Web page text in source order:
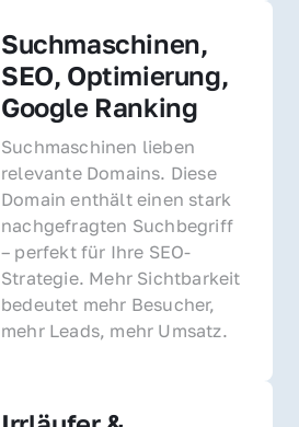
Suchmaschinen,
SEO, Optimierung,
Google Ranking
Suchmaschinen lieben
relevante Domains. Diese
Domain enthält einen stark
nachgefragten Suchbegriff
– perfekt für Ihre SEO-
Strategie. Mehr Sichtbarkeit
bedeutet mehr Besucher,
mehr Leads, mehr Umsatz.